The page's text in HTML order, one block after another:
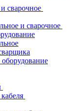
сварочное
и сварочное